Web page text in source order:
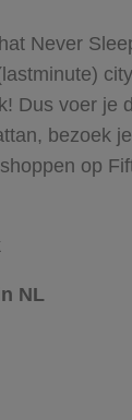
Never
Dus voer je
bezoek
op
NL